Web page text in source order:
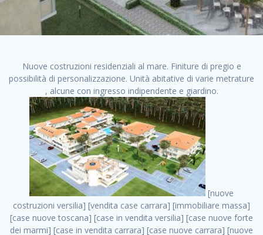
Nuove costruzioni residenziali al mare. Finiture di pregio e
possibilità di personalizzazione. Unità abitative di varie metrature
, alcune con ingresso indipendente e giardino.
[nuove costruzioni versilia] [vendita case carrara] [immobiliare massa] [case nuove toscana] [case in vendita versilia] [case nuove forte dei marmi] [case in vendita carrara] [case nuove carrara] [nuove costruzioni pietrasanta] [nuove costruzioni forte dei marmi] [immobiliare versilia] [case nuove massa] [case nuove pietrasanta] [case nuove liguria] [immobiliare forte dei marmi] [nuove costruzioni liguria] [nuove costruzioni carrara] [nuove costruzioni massa] [immobiliare carrara] case in vendita toscana [immobiliare liguria] [case in vendita massa] [vendita case massa] [vendita case versilia] [nuove costruzioni toscana] [immobiliare pietrasanta] [immobiliare toscana] [case nuove versilia] nuove costruzioni case nuove in vendita case nuove case in costruzione case nuova costruzione appartamenti nuova costruzione case in vendita nuove costruzioni terreno edificabile nuove costruzioni milano marina di carrara carrara massa massa carrara toscana versilia case in vendita a milano case in vendita a roma appartamenti nuovi in vendita vendita case milano case in vendita torino case in vendita milano case di nuova costruzione nuove costruzioni roma case in vendita roma , affittasi appartamento privato . vendita case roma vendita case torino villette nuova costruzione vendita case privati cerco casa milano vendita case impresa edile vendita case genova vendita immobili vendita case nuove cerco casa ville nuova costruzione annunci case in vendita case in vendita nuova costruzione nuove case in vendita case in vendita da privati villette a schiera cerco casa in vendita case in affitto vendita nuove costruzioni costruire case affitto affitto negozio milano cerco casa roma cerco casa nuova costruzione appartamenti in costruzione, affittasi appartamento privato . case nuove vendita case in vendita nuove case nuove milano nuove costruzioni morena case in vendita costruzioni case case in vendita tor vergata nuova annunci vendita case case in vendita milano centro, affittasi appartamento privato . vendita case nuova costruzione case in vendita privati agenzia immobiliare appartamenti di nuova costruzione ville in costruzione case in vendita a opera nuova costruzione nuove costruzioni torino, affittasi appartamento privato . appartamenti nuovi impresa edile roma trova casa costruzioni nuove appartamenti in affitto cantieri in costruzione, affittasi appartamento privato . immobiliare nuove costruzioni case in vendita dragona appartamenti in vendita siti vendita case case in vendita roma nord nuovi costruzioni ville nuove in vendita nuove costruzioni in vendita trovocasa cerco casa affitto villette in vendita nuove costruzioni immobiliari nuove costruzioni bologna toscano immobiliare palermo nuovi appartamenti vendita case dragona nuova costruzione case in vendita villaggio prenestino, affittasi appartamento privato . case in vendita dal costruttore imprese edili torino nuove costruzioni firenze immobiliare case nuove in costruzione toscano immobiliare milano, affittasi appartamento privato . casanuova case in vendita acilia dragona case in vendita di nuova costruzione case in vendita da costruttore nuove costruzioni eur case e cantieri appartamenti in vendita nuova costruzione case in vendita a dragona roma case in vendita nuove case in costruzione porta portese immobiliare appartamenti cerco casa disperatamente case in vendita torresina cascine in vendita vendita immobili roma, affittasi appartamento privato . milano nuove costruzioni morena case in vendita costruzioni edili nuove costruzioni catania visure catastali on line gratis nuove costruzioni monza case in costruzione milano, affittasi appartamento privato . nuove costruzioni boccea vendita immobili milano attico immobiliare roma vendita imprese edili bergamo impresa edile bologna case in vendita a classe appartamento nuovo nuove costruzioni pietralata case costruzione case in vendita roma sud nuove costruzioni residenziali a milano appartamenti nuova costruzione milano case in vendita boccea case in vendita morena nuove costruzioni vendita immobili privati, affittasi appartamento privato . comprare casa nuova costruzione case in vendita con leasing case in vendita ostia antica case nuova costruzione milano appartamenti nuovi milano case nuove roma nuove costruzioni bari edilizia convenzionata case in vendita a tortona villaggio prenestino case in vendita toscano immobiliare professione casa nuove costruzioni parma impresa costruzioni nuove case nuove costruzioni bergamo vendita immobili torino ville di nuova costruzione solo affitti appartamento nuovo in vendita appartamenti nuova costruzione roma case nuova costruzione roma, affittasi appartamento privato . nuove costruzioni a milano case in costruzione roma impresa di costruzioni grimaldi immobiliare costruzioni villetta nuova costruzione case in vendita da imprese edili cerco casa a acquisto casa in costruzione nuove costruzioni mare costruzioni immobiliari cantieri nuove costruzioni acquisto casa nuova costruzione nuove costruzioni padova comprare casa in costruzione impresa edile napoli nuove costruzioni pescara casa risorse immobiliari, affittasi appartamento privato . immobili in costruzione villette nuove villette nuove in vendita gabetti imprese edili verona nuove costruzioni milano sud nuovi immobili nuove costruzioni legnano, affittasi appartamento privato . cantieri nuove costruzioni milano villa nuova case vendita nuove costruzioni appartamenti in vendita nuovi immobili nuovi costruttori case imprese edili brescia nuovi appartamenti milano case in vendita selva nera casa nuova retecasa case nuova costruzione in vendita monolocale imprese edili firenze imprese edili padova frimm vendita case dragona nuove costruzioni vendita imprese edili parma imprese di costruzioni milano immobiliare toscano frimm immobiliare roma case case dal costruttore acquisto terreno agricolo imprese edili italiane roma vende casa case nuove a milano nuove costruzioni a roma imprese costruzioni roma cerco casa nuova immobili di nuova costruzione case in vendita castelverde roma impresa edile palermo rent to buy roma nuove costruzioni, affittasi appartamento privato . tempocasa case in vendita a riscatto nuove costruzioni varese nuove costruzioni bolzano vendita case in costruzione nuove costruzioni lecce cantiere milano costruire villa imprese edili treviso impresa edile catania case in vendita roma tiburtina vendita appartamenti nuova costruzione vendita immobili commerciali case nuove in vendita milano nuove costruzioni seregno cerca casa vendita cerco casa milano vendita nuove costruzioni milano ovest vendita case nuove milano imprese edili modena nuove costruzioni milano centro case in vendita aranova nuove abitazioni, affittasi appartamento privato ., affittasi appartamento privato . nuove costruzioni brescia nuove costruzioni como appartamenti nuovi in vendita a milano case in vendita bologna nuove costruzioni appartamenti in vendita milano nuova costruzione imprese edili como morena nuove costruzioni nuove costruzioni case vendita appartamenti nuovi nuove costruzioni salerno eurekasa villette in costruzione bilocali nuovi case nuove in vendita a roma case in vendita con permuta nuove costruzioni trento impresa edile varese imprese costruzioni milano imprese edili venezia case in vendita prenestina imprese edili spa nuove costruzioni gallarate roma nuove costruzioni case in nuova costruzione nuovi case nuove in vendita a milano nuove costruzioni loano nuovi cantieri milano imprese edili novara case in vendita roma est imprese di costruzioni roma appartamenti in costruzione milano nuovi cantieri cerco casa vendita milano nuove costruzioni brugherio vendita case da imprese edili imprese edili udine nuove costruzioni direttamente dal costruttore imprese edili vicenza case in vendita a loano nuova costruzione nuove villette prezzi case nuove case in vendita in costruzione compravendita terreno agricolo cantiere, affittasi appartamento privato . case in vendita milano navigli costruzione nuova casa costruzioni nuove milano nuove costruzioni roma rent to buy nuove costruzioni taranto palazzo in costruzione vendita appartamenti nuova costruzione milano centro costruzioni milano case in vendita milano nuove costruzioni case in vendita milano sud impresa edile como case nuove a roma boccea case in vendita imprese edili trento nuove costruzioni buccinasco case in costruzione a milano nuove costruzioni ripamonti case in vendita a salerno nuove costruzioni nuove residenze milano case nuove vendita milano nuove costruzioni milano nord nuove costruzioni livorno vendita nuove costruzioni roma nuove costruzioni liguria costruzioni roma cerco casa roma vendita nuove costruzioni classe a impresa edile rimini nuovi annunci case in vendita nuove costruzioni magenta todini costruzioni case grezze in vendita vendita appartamenti nuovi milano case in vendita gallaratese milano nuove costruzioni arezzo, affittasi appartamento privato . case in vendita castelverde case nuove dal costruttore nuovo appartamento nuove costruzioni desenzano imprese edili lombardia imprese edili veneto appartamenti in costruzione roma case vendita pescara nuove costruzioni case in vendita ad acilia imprese edili verona e provincia nuove costruzioni desio appartamenti classe a milano firenze nuove costruzioni pirelli re immobiliare grandi imprese di costruzioni case in vendita torresina roma case in vendita navigli milano nuove costruzioni roma centro nuovecostruzioni appartamenti nuovi a milano impresa edile ancona nuove residenze dragona case in vendita nuove costruzioni brindisi ven